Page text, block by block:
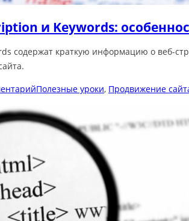
и Keywords:
содержат краткую информацию о веб-
Полезные уроки, Продвижение